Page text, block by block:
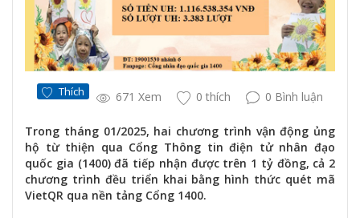
Thích 671 Xem 0 thích 0 Bình luận
Trong tháng 01/2025, hai chương trình vận động ủng
hộ từ thiện qua Cổng Thông tin điện tử nhân đạo
quốc gia (1400) đã tiếp nhận được trên 1 tỷ đồng, cả 2
chương trình đều triển khai bằng hình thức quét mã
VietQR qua nền tảng Cổng 1400.